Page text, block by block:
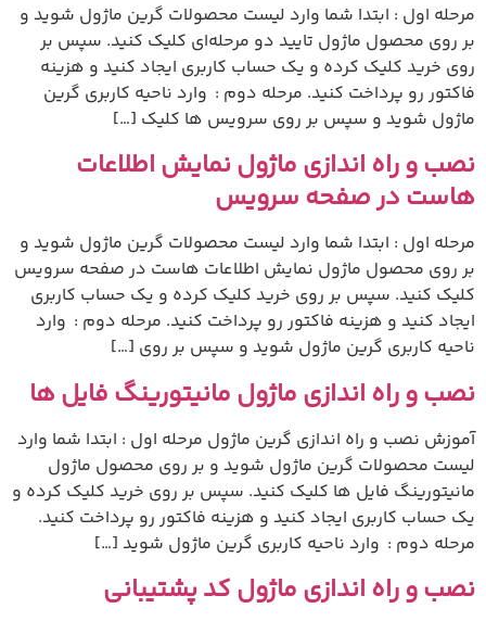
مرحله اول : ابتدا شما وارد لیست محصولات گرین ماژول شوید و
بر روی محصول ماژول تایید دو مرحله‌ای کلیک کنید. سپس بر
روی خرید کلیک کرده و یک حساب کاربری ایجاد کنید و هزینه
فاکتور رو پرداخت کنید. مرحله دوم : وارد ناحیه کاربری گرین
ماژول شوید و سپس بر روی سرویس ها کلیک […]
نصب و راه اندازی ماژول نمایش اطلاعات
هاست در صفحه سرویس
مرحله اول : ابتدا شما وارد لیست محصولات گرین ماژول شوید و
بر روی محصول ماژول نمایش اطلاعات هاست در صفحه سرویس
کلیک کنید. سپس بر روی خرید کلیک کرده و یک حساب کاربری
ایجاد کنید و هزینه فاکتور رو پرداخت کنید. مرحله دوم : وارد
ناحیه کاربری گرین ماژول شوید و سپس بر روی […]
نصب و راه اندازی ماژول مانیتورینگ فایل ها
آموزش نصب و راه اندازی گرین ماژول مرحله اول : ابتدا شما وارد
لیست محصولات گرین ماژول شوید و بر روی محصول ماژول
مانیتورینگ فایل ها کلیک کنید. سپس بر روی خرید کلیک کرده و
یک حساب کاربری ایجاد کنید و هزینه فاکتور رو پرداخت کنید.
مرحله دوم : وارد ناحیه کاربری گرین ماژول شوید […]
نصب و راه اندازی ماژول کد پشتیبانی